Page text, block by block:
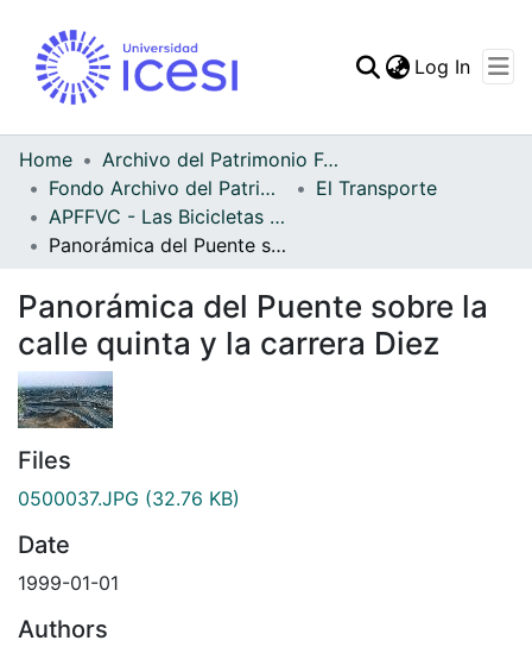
Statistics
Log In
Home
Archivo del Patrimonio Fotográfico y Fílmico del Valle del Cauca
Fondo Archivo del Patrimonio Fotográfico y Fílmico del Valle del Cauca
El Transporte
APFFVC - Las Bicicletas y Ca - Patrimonial
Panorámica del Puente sobre la calle quinta y la carrera Diez
Panorámica del Puente sobre la
calle quinta y la carrera Diez
Files
0500037.JPG (32.76 KB)
Date
1999-01-01
Authors